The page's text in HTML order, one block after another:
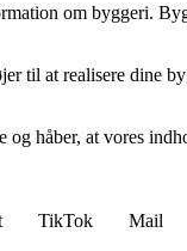
om byggeri.
at realisere dine
håber, at vores
TikTok Mail